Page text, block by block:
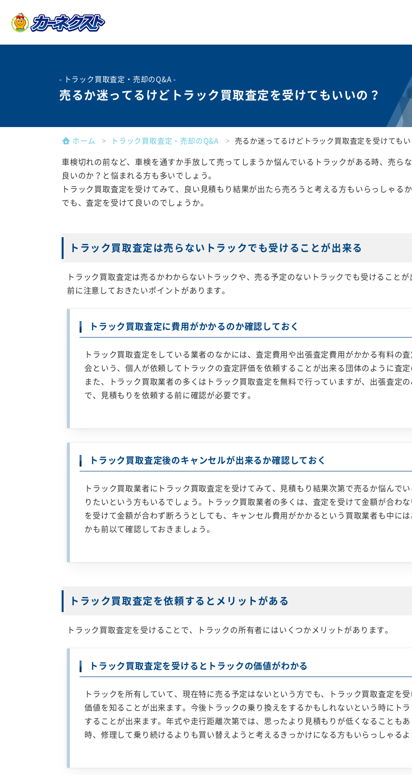
- トラック買取査定・売却のQ&A -
売るか迷ってるけどトラック買取査定を受けてもいいの？
ホーム トラック買取査定・売却のQ&A 売るか迷ってるけどトラック買取査定を受けてもい
車検切れの前など、車検を通すか手放して売ってしまうか悩んでいるトラックがある時、売ら
良いのか？と悩まれる方も多いでしょう。
トラック買取査定を受けてみて、良い見積もり結果が出たら売ろうと考える方もいらっしゃる
でも、査定を受けて良いのでしょうか。
トラック買取査定は売らないトラックでも受けることが出来る
トラック買取査定は売るかわからないトラックや、売る予定のないトラックでも受けること
前に注意しておきたいポイントがあります。
トラック買取査定に費用がかかるのか確認しておく
トラック買取査定をしている業者のなかには、査定費用や出張査定費用がかかる有料の
会という、個人が依頼してトラックの査定評価を依頼することが出来る団体のように査
また、トラック買取業者の多くはトラック買取査定を無料で行っていますが、出張査定
で、見積もりを依頼する前に確認が必要です。
トラック買取査定後のキャンセルが出来るか確認しておく
トラック買取業者にトラック買取査定を受けてみて、見積もり結果次第で売るか悩んで
りたいという方もいるでしょう。トラック買取業者の多くは、査定を受けて金額が合わ
を受けて金額が合わず断ろうとしても、キャンセル費用がかかるという買取業者も中に
かも前以て確認しておきましょう。
トラック買取査定を依頼するとメリットがある
トラック買取査定を受けることで、トラックの所有者にはいくつかメリットがあります。
トラック買取査定を受けるとトラックの価値がわかる
トラックを所有していて、現在特に売る予定はないという方でも、トラック買取査定を
価値を知ることが出来ます。今後トラックの乗り換えをするかもしれないという時にト
することが出来ます。年式や走行距離次第では、思ったより見積もりが低くなることも
時、修理して乗り続けるよりも買い替えようと考えるきっかけになる方もいらっしゃるよ